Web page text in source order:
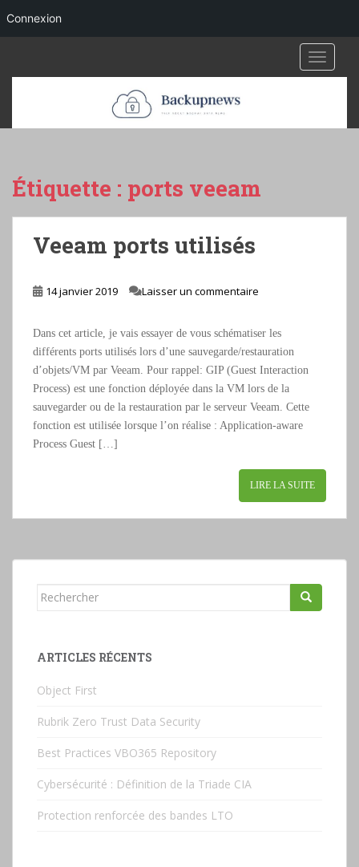
Étiquette : ports veeam
Veeam ports utilisés
14 janvier 2019 Laisser un commentaire
Dans cet article, je vais essayer de vous schématiser les
différents ports utilisés lors d’une sauvegarde/restauration
d’objets/VM par Veeam. Pour rappel: GIP (Guest Interaction
Process) est une fonction déployée dans la VM lors de la
sauvegarder ou de la restauration par le serveur Veeam. Cette
fonction est utilisée lorsque l’on réalise : Application-aware
Process Guest […]
LIRE LA SUITE
Rechercher...
ARTICLES RÉCENTS
Object First
Rubrik Zero Trust Data Security
Best Practices VBO365 Repository
Cybersécurité : Définition de la Triade CIA
Protection renforcée des bandes LTO
Connexion